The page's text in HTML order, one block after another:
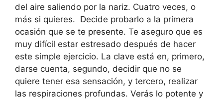
del aire saliendo por la nariz. Cuatro veces, o
más si quieres. Decide probarlo a la primera
ocasión que se te presente. Te aseguro que es
muy difícil estar estresado después de hacer
este simple ejercicio. La clave está en, primero,
darse cuenta, segundo, decidir que no se
quiere tener esa sensación, y tercero, realizar
las respiraciones profundas. Verás lo potente y